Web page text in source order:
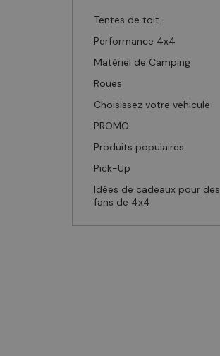
Tentes de toit
Performance 4x4
Matériel de Camping
Roues
Choisissez votre véhicule
PROMO
Produits populaires
Pick-Up
Idées de cadeaux pour des
fans de 4x4